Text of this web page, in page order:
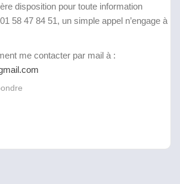
disposition pour toute information
58 47 84 51, un simple appel n’engage à
me contacter par mail à :